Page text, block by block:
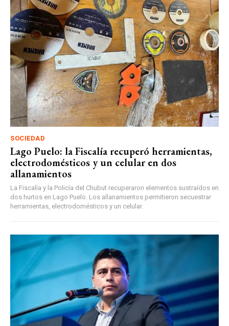
SOCIEDAD
Lago Puelo: la Fiscalía recuperó herramientas,
electrodomésticos y un celular en dos
allanamientos
La Fiscalía y la Policía del Chubut recuperaron elementos sustraídos en
dos hurtos en Lago Puelo. Los allanamientos permitieron secuestrar
herramientas, electrodomésticos y un celular.